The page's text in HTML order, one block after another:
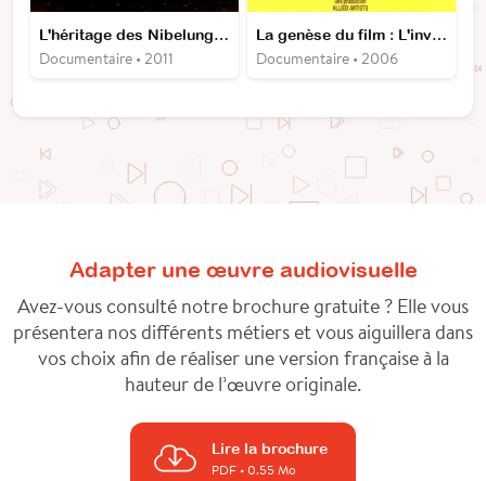
L'héritage des Nibelungen
Documentaire • 2011
La genèse du film : L'invasion des profanateurs de sépultures
Documentaire • 2006
Adapter une œuvre audiovisuelle
Avez-vous consulté notre brochure gratuite ? Elle vous
présentera nos différents métiers et vous aiguillera dans
vos choix afin de réaliser une version française à la
hauteur de l’œuvre originale.
Lire la brochure
PDF• 0.55 Mo